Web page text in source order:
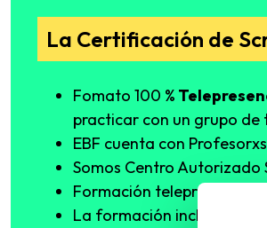
La Certificación de
Fomato 100 %
practicar con un grupo de
EBF cuenta con
Somos Centro Autorizado
Formación telepresencial
La formación incluye el